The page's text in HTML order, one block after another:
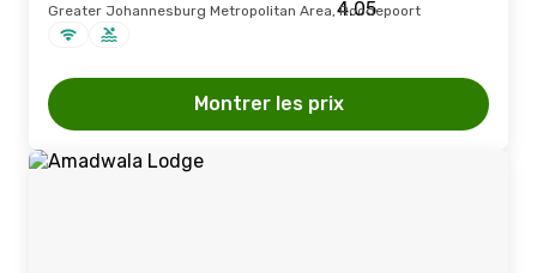
Greater Johannesburg Metropolitan Area, Roodepoort
Montrer les prix